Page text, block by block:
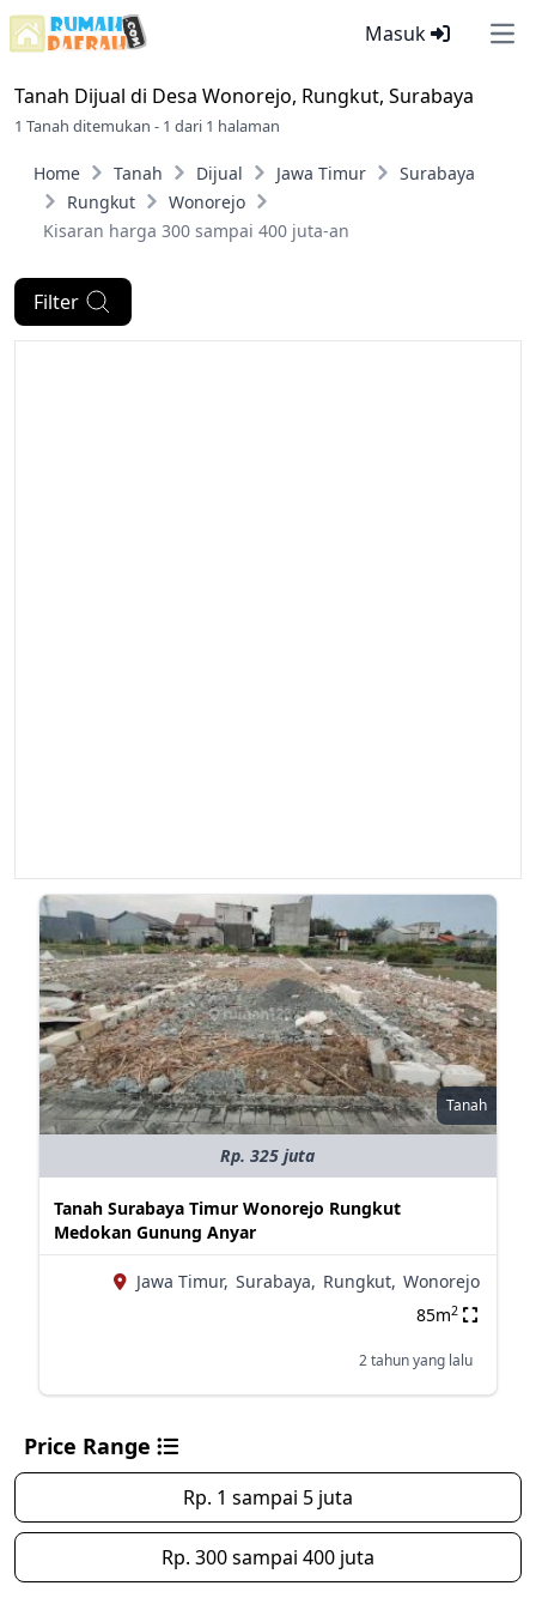
Masuk
Tanah Dijual di Desa Wonorejo, Rungkut, Surabaya
1 Tanah ditemukan - 1 dari 1 halaman
Home Tanah Dijual Jawa Timur
Surabaya
Rungkut
Wonorejo
Kisaran harga 300 sampai 400 juta-an
Filter
Tanah
Rp. 325 juta
Tanah Surabaya Timur Wonorejo Rungkut
Medokan Gunung Anyar
Jawa Timur, Surabaya, Rungkut, Wonorejo
85m2
2 tahun yang lalu
Price Range
Rp. 1 sampai 5 juta
Rp. 300 sampai 400 juta